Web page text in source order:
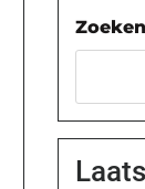
Zoeken